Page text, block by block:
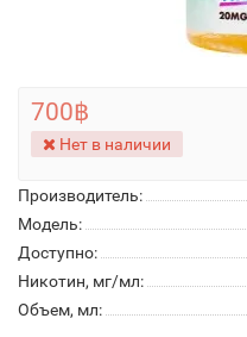
Производитель:
Модель:
Доступно:
Никотин, мг/мл:
Объем, мл:
700฿
Нет в наличии